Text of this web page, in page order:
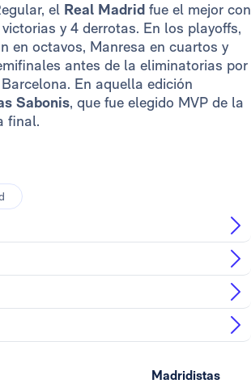
el Real Madrid fue el mejor con
y 4 derrotas. En los playoffs,
en octavos, Manresa en cuartos y
antes de la eliminatorias por
En aquella edición
Sabonis, que fue elegido MVP de la
final.
Madridistas